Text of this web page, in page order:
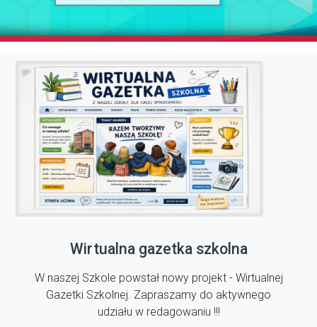
Wirtualna gazetka szkolna
W naszej Szkole powstał nowy projekt - Wirtualnej
Gazetki Szkolnej. Zapraszamy do aktywnego
udziału w redagowaniu !!!